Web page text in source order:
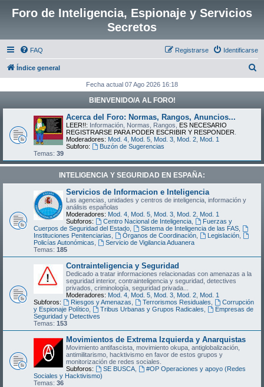
Foro de Inteligencia, Espionaje y Servicios
Secretos
FAQ Identificarse
Registrarse
Índice general
c
Fecha actual 07 Ago 2026 16:18
BIENVENIDO/A AL FORO!
Acerca del Foro: Normas, Rangos, Anuncios...
LEER!!: Información, Normas, Rangos, ES NECESARIO
REGISTRARSE PARA PODER ESCRIBIR Y RESPONDER
Moderadores: Mod. 4 Mod. 5 Mod. 3 Mod. 2 Mod. 1
Subforo:
Buzón de Sugerencias
Temas: 39
INTELIGENCIA Y SEGURIDAD EN ESPAÑA:
Servicios de Informacion e Inteligencia
Las agencias, unidades y centros de inteligencia, información y
análisis españolas
Moderadores: Mod. 4 Mod. 5 Mod. 3 Mod. 2 Mod. 1
Subforos:
Centro Nacional de Inteligencia,
Fuerzas y
Cuerpos de Seguridad del Estado
Sistema de Inteligencia de las FAS,
Instituciones Penitenciarias
Órganos de Coordinación, Legislación,
Policías Autonómicas
Servicio de Vigilancia Aduanera
Temas: 185
Contrainteligencia y Seguridad
Dedicado a tratar informaciones relacionadas con amenazas a la
seguridad interior, contrainteligencia y seguridad, detectives
privados, criminología, seguridad privada...
Moderadores: Mod. 4 Mod. 5 Mod. 3 Mod. 2 Mod. 1
Subforos:
Riesgos y Amenazas Terrorismos Residuales
Corrupción
y Espionaje Político
Tribus Urbanas y Grupos Radicales
Empresas de
Seguridad y Detectives
Temas: 153
Movimientos de Extrema Izquierda y Anarquistas
Movimiento antifascista, movimiento okupa, antiglobalización,
antimilitarismo, hacktivismo en favor de estos grupos y
monitorización de redes sociales.
Subforos:
SE BUSCA,
#OP Operaciones y apoyo (Redes
Sociales y Hacktivismo)
Temas: 36